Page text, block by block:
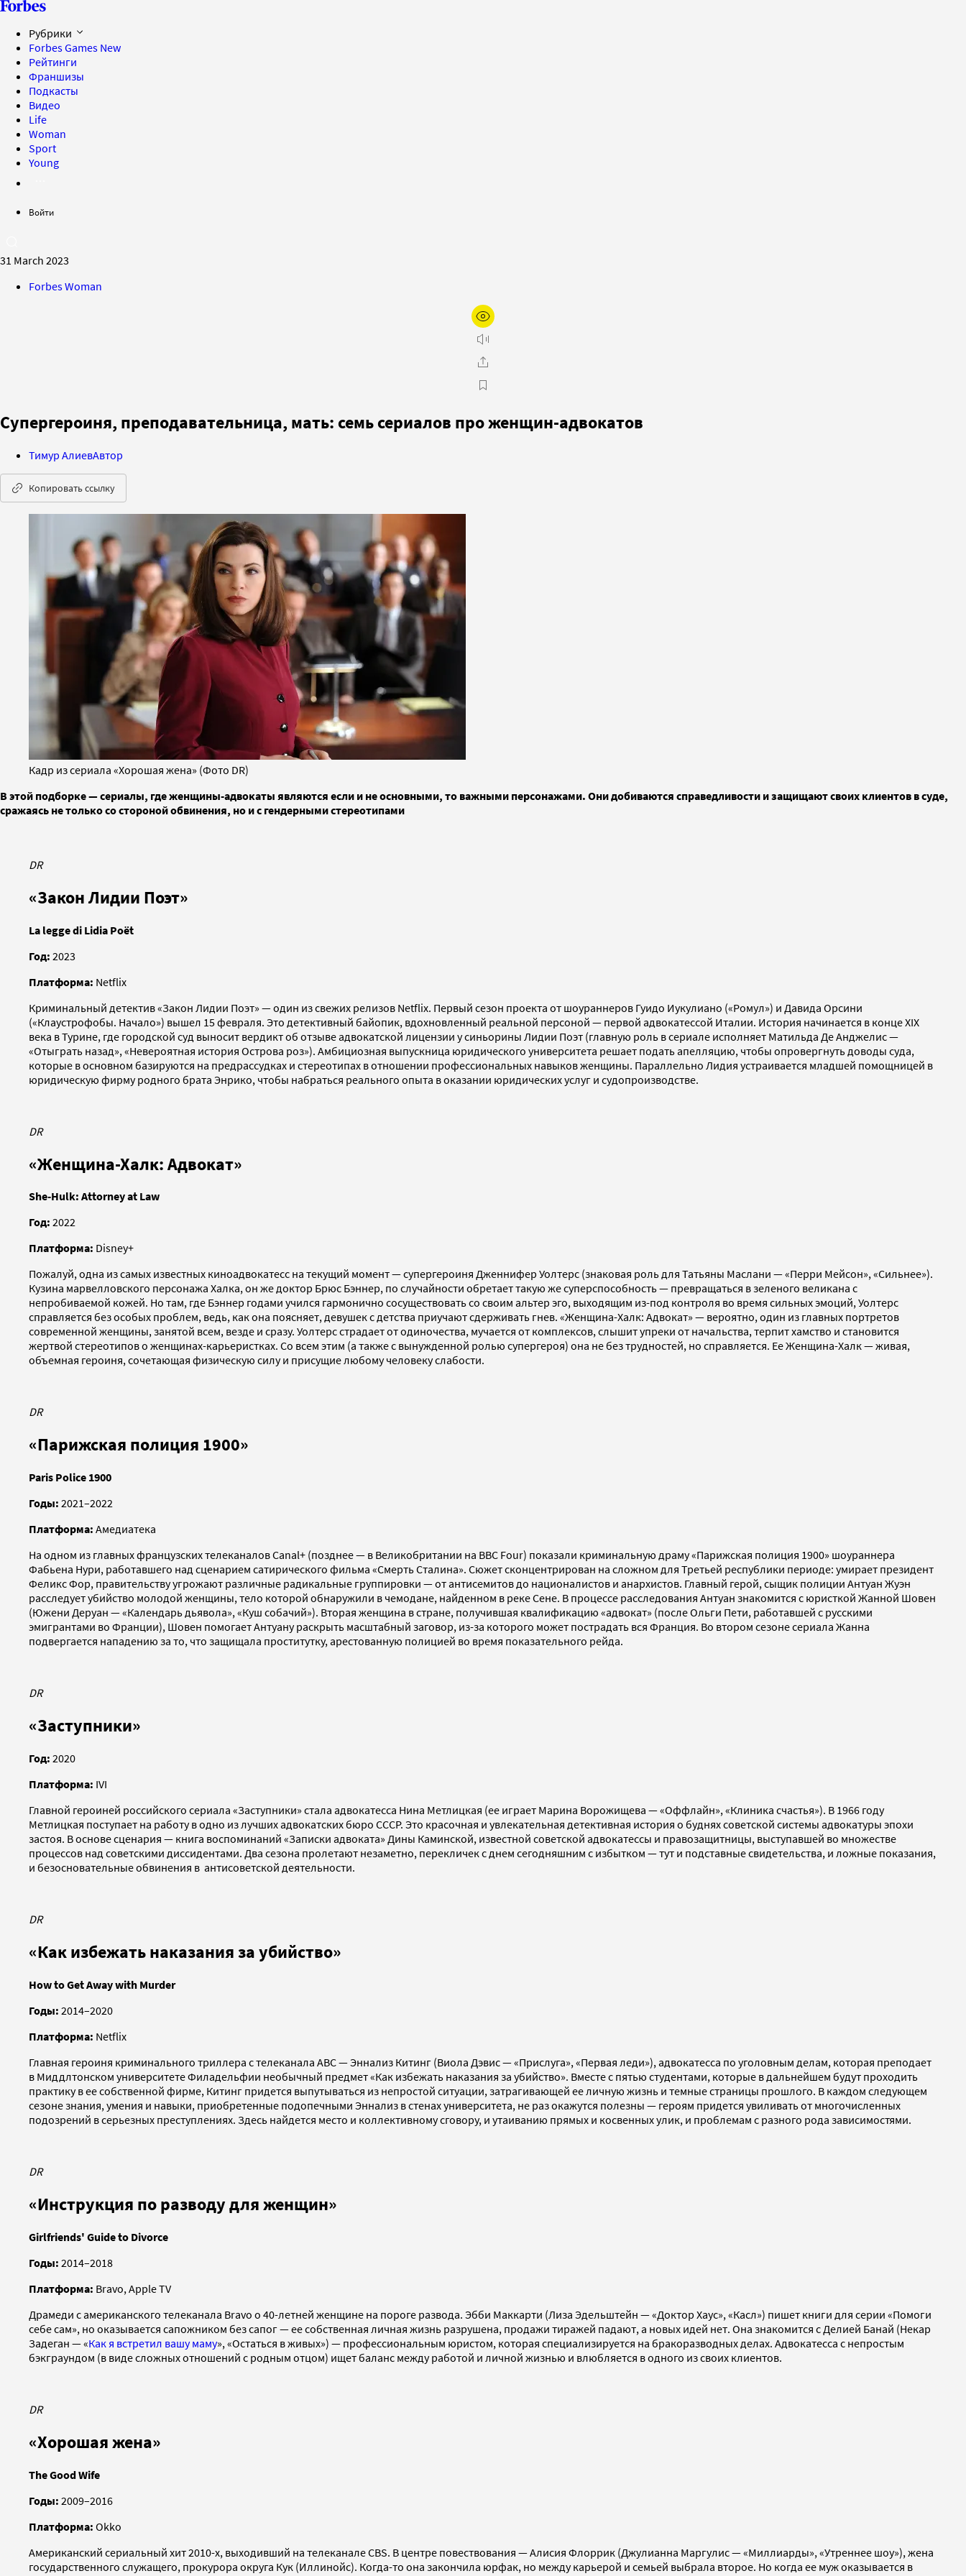
Рубрики
Forbes Games New
Рейтинги
Франшизы
Подкасты
Видео
Life
Woman
Sport
Young
Войти
31 March 2023
Forbes Woman
Супергероиня, преподавательница, мать: семь сериалов про женщин-адвокатов
Тимур АлиевАвтор
Копировать ссылку
Кадр из сериала «Хорошая жена» (Фото DR)
В этой подборке — сериалы, где женщины-адвокаты являются если и не основными, то важными персонажами. Они добиваются справедливости и защищают своих клиентов в суде,
сражаясь не только со стороной обвинения, но и с гендерными стереотипами
DR
«Закон Лидии Поэт»
La legge di Lidia Poët
Год: 2023
Платформа: Netflix
Криминальный детектив «Закон Лидии Поэт» — один из свежих релизов Netflix. Первый сезон проекта от шоураннеров Гуидо Иукулиано («Ромул») и Давида Орсини
(«Клаустрофобы. Начало») вышел 15 февраля. Это детективный байопик, вдохновленный реальной персоной — первой адвокатессой Италии. История начинается в конце XIX
века в Турине, где городской суд выносит вердикт об отзыве адвокатской лицензии у синьорины Лидии Поэт (главную роль в сериале исполняет Матильда Де Анджелис —
«Отыграть назад», «Невероятная история Острова роз»). Амбициозная выпускница юридического университета решает подать апелляцию, чтобы опровергнуть доводы суда,
которые в основном базируются на предрассудках и стереотипах в отношении профессиональных навыков женщины. Параллельно Лидия устраивается младшей помощницей в
юридическую фирму родного брата Энрико, чтобы набраться реального опыта в оказании юридических услуг и судопроизводстве.
DR
«Женщина-Халк: Адвокат»
She-Hulk: Attorney at Law
Год: 2022
Платформа: Disney+
Пожалуй, одна из самых известных киноадвокатесс на текущий момент — супергероиня Дженнифер Уолтерс (знаковая роль для Татьяны Маслани — «Перри Мейсон», «Сильнее»).
Кузина марвелловского персонажа Халка, он же доктор Брюс Бэннер, по случайности обретает такую же суперспособность — превращаться в зеленого великана с
непробиваемой кожей. Но там, где Бэннер годами учился гармонично сосуществовать со своим альтер эго, выходящим из-под контроля во время сильных эмоций, Уолтерс
справляется без особых проблем, ведь, как она поясняет, девушек с детства приучают сдерживать гнев. «Женщина-Халк: Адвокат» — вероятно, один из главных портретов
современной женщины, занятой всем, везде и сразу. Уолтерс страдает от одиночества, мучается от комплексов, слышит упреки от начальства, терпит хамство и становится
жертвой стереотипов о женщинах-карьеристках. Со всем этим (а также с вынужденной ролью супергероя) она не без трудностей, но справляется. Ее Женщина-Халк — живая,
объемная героиня, сочетающая физическую силу и присущие любому человеку слабости.
DR
«Парижская полиция 1900»
Paris Police 1900
Годы: 2021–2022
Платформа: Амедиатека
На одном из главных французских телеканалов Canal+ (позднее — в Великобритании на BBC Four) показали криминальную драму «Парижская полиция 1900» шоураннера
Фабьена Нури, работавшего над сценарием сатирического фильма «Смерть Сталина». Сюжет сконцентрирован на сложном для Третьей республики периоде: умирает президент
Феликс Фор, правительству угрожают различные радикальные группировки — от антисемитов до националистов и анархистов. Главный герой, сыщик полиции Антуан Жуэн
расследует убийство молодой женщины, тело которой обнаружили в чемодане, найденном в реке Сене. В процессе расследования Антуан знакомится с юристкой Жанной Шовен
(Южени Деруан — «Календарь дьявола», «Куш собачий»). Вторая женщина в стране, получившая квалификацию «адвокат» (после Ольги Пети, работавшей с русскими
эмигрантами во Франции), Шовен помогает Антуану раскрыть масштабный заговор, из-за которого может пострадать вся Франция. Во втором сезоне сериала Жанна
подвергается нападению за то, что защищала проститутку, арестованную полицией во время показательного рейда.
DR
«Заступники»
Год: 2020
Платформа: IVI
Главной героиней российского сериала «Заступники» стала адвокатесса Нина Метлицкая (ее играет Марина Ворожищева — «Оффлайн», «Клиника счастья»). В 1966 году
Метлицкая поступает на работу в одно из лучших адвокатских бюро СССР. Это красочная и увлекательная детективная история о буднях советской системы адвокатуры эпохи
застоя. В основе сценария — книга воспоминаний «Записки адвоката» Дины Каминской, известной советской адвокатессы и правозащитницы, выступавшей во множестве
процессов над советскими диссидентами. Два сезона пролетают незаметно, перекличек с днем сегодняшним с избытком — тут и подставные свидетельства, и ложные показания,
и безосновательные обвинения в антисоветской деятельности.
DR
«Как избежать наказания за убийство»
How to Get Away with Murder
Годы: 2014–2020
Платформа: Netflix
Главная героиня криминального триллера с телеканала ABC — Эннализ Китинг (Виола Дэвис — «Прислуга», «Первая леди»), адвокатесса по уголовным делам, которая преподает
в Миддлтонском университете Филадельфии необычный предмет «Как избежать наказания за убийство». Вместе с пятью студентами, которые в дальнейшем будут проходить
практику в ее собственной фирме, Китинг придется выпутываться из непростой ситуации, затрагивающей ее личную жизнь и темные страницы прошлого. В каждом следующем
сезоне знания, умения и навыки, приобретенные подопечными Эннализ в стенах университета, не раз окажутся полезны — героям придется увиливать от многочисленных
подозрений в серьезных преступлениях. Здесь найдется место и коллективному сговору, и утаиванию прямых и косвенных улик, и проблемам с разного рода зависимостями.
DR
«Инструкция по разводу для женщин»
Girlfriends' Guide to Divorce
Годы: 2014–2018
Платформа: Bravo, Apple TV
Драмеди с американского телеканала Bravo о 40-летней женщине на пороге развода. Эбби Маккарти (Лиза Эдельштейн — «Доктор Хаус», «Касл») пишет книги для серии «Помоги
себе сам», но оказывается сапожником без сапог — ее собственная личная жизнь разрушена, продажи тиражей падают, а новых идей нет. Она знакомится с Делией Банай (Некар
Задеган — «Как я встретил вашу маму», «Остаться в живых») — профессиональным юристом, которая специализируется на бракоразводных делах. Адвокатесса с непростым
бэкграундом (в виде сложных отношений с родным отцом) ищет баланс между работой и личной жизнью и влюбляется в одного из своих клиентов.
DR
«Хорошая жена»
The Good Wife
Годы: 2009–2016
Платформа: Okko
Американский сериальный хит 2010-х, выходивший на телеканале CBS. В центре повествования — Алисия Флоррик (Джулианна Маргулис — «Миллиарды», «Утреннее шоу»), жена
государственного служащего, прокурора округа Кук (Иллинойс). Когда-то она закончила юрфак, но между карьерой и семьей выбрала второе. Но когда ее муж оказывается в